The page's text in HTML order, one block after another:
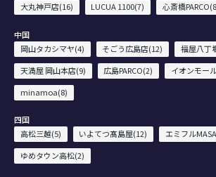
大丸神戸店(16)
LUCUA 1100(7) 心斎橋
中国
岡山タカシマヤ(4)
そごう広島店(12)
福屋八丁
天満屋 岡山本店(9)
広島PARCO(2)
イオンモー
minamoa(8)
四国
高松三越(5)
いよてつ髙島屋(12)
エミフル
ゆめタウン高松(2)